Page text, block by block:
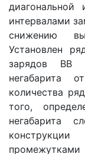
интервалами
снижению
Установлен
зарядов ВВ
негабарита
количества
того,
негабарита
промежутками